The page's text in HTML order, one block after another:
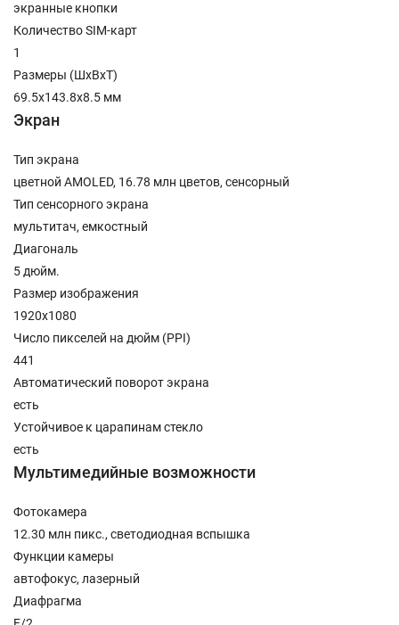
экранные кнопки
Количество SIM-карт
1
Размеры (ШxВxТ)
69.5x143.8x8.5 мм
Экран
Тип экрана
цветной AMOLED, 16.78 млн цветов, сенсорный
Тип сенсорного экрана
мультитач, емкостный
Диагональ
5 дюйм.
Размер изображения
1920x1080
Число пикселей на дюйм (PPI)
441
Автоматический поворот экрана
есть
Устойчивое к царапинам стекло
есть
Мультимедийные возможности
Фотокамера
12.30 млн пикс., светодиодная вспышка
Функции камеры
автофокус, лазерный
Диафрагма